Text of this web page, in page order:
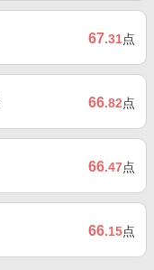
67.31点
66.82点
66.47点
66.15点